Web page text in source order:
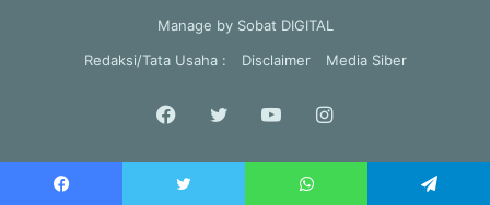
Manage by Sobat DIGITAL
Redaksi/Tata Usaha :
Disclaimer Media Siber
Facebook
Twitter YouTubeInstagram